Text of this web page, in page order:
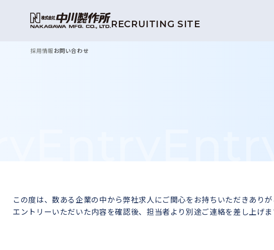
RECRUITING SITE
採用情報お問い合わせ
この度は、数ある企業の中から弊社求人にご関心をお持ちいただきありが
エントリーいただいた内容を確認後、担当者より別途ご連絡を差し上げま